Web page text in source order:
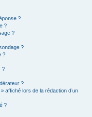
?
?
?
?
?
?
?
affiché lors de la rédaction d’un
?